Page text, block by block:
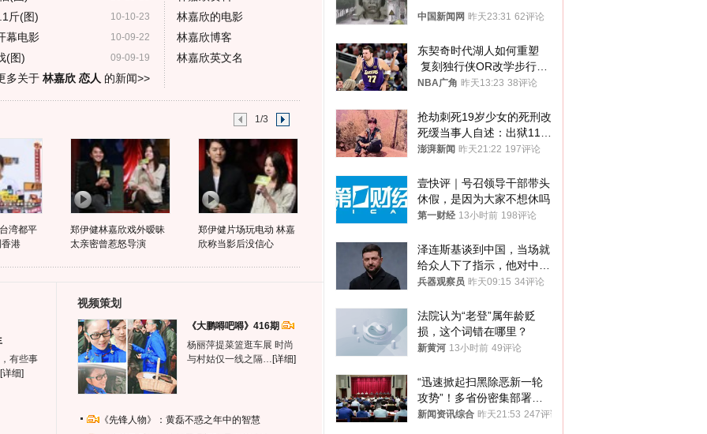
10-10-23
斤(图)
10-09-22
幕电影
09-09-19
(图)
多关于 林嘉欣 恋人 的新闻>>
林嘉欣的电影
林嘉欣博客
林嘉欣英文名
1/3
湾都平
港
郑伊健林嘉欣戏外暧昧
太亲密曾惹怒导演
郑伊健片场玩电动 林嘉
欣称当影后没信心
有些事
[详细]
视频策划
《大鹏嘚吧嘚》416期
杨丽萍提菜篮逛车展 时尚
与村姑仅一线之隔… [详细]
《先锋人物》：黄磊不惑之年中的智慧
中国新闻网 昨天23:31 62评论
东契奇时代湖人如何重塑
复刻独行侠OR改学步行
者？
NBA广角 昨天13:23 38评论
抢劫刺死19岁少女的死刑改
死缓当事人自述：出狱11年
间始终刻意躲避被害人家属
澎湃新闻 昨天21:22 197评论
壹快评｜号召领导干部带头
休假，是因为大家不想休吗
第一财经 13小时前 198评论
泽连斯基谈到中国，当场就
给众人下了指示，他对中国
和中乌关系，显然又有了新
兵器观察员 昨天09:15 34评论
法院认为“老登”属年龄贬
损，这个词错在哪里？
新黄河 13小时前 49评论
“迅速掀起扫黑除恶新一轮
攻势”！多省份密集部署，
公布举报方式
新闻资讯综合 昨天21:53 247评论